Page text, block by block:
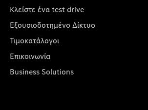
Κλείστε ένα test drive
Εξουσιοδοτημένο Δίκτυο
Τιμοκατάλογοι
Επικοινωνία
Business Solutions